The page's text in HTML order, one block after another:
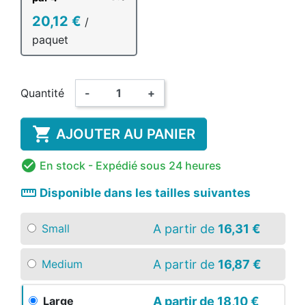
20,12 € /
paquet
Quantité - +
 AJOUTER AU PANIER
 En stock - Expédié sous 24 heures
straighten Disponible dans les tailles suivantes
Small A partir de 16,31 €
Medium A partir de 16,87 €
Large A partir de 18,10 €